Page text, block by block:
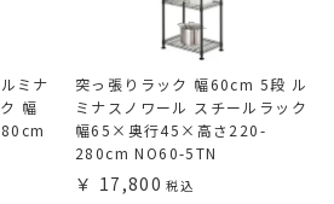
ミナ
幅
突っ張りラック 幅60cm 5段 ル
ミナスノワール スチールラック
幅65×奥行45×高さ220-
280cm NO60-5TN
17,800